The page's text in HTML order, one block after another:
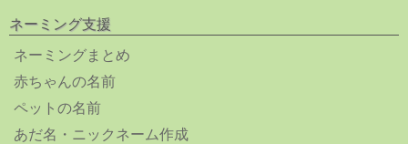
ネーミング支援
ネーミングまとめ
赤ちゃんの名前
ペットの名前
あだ名・ニックネーム作成